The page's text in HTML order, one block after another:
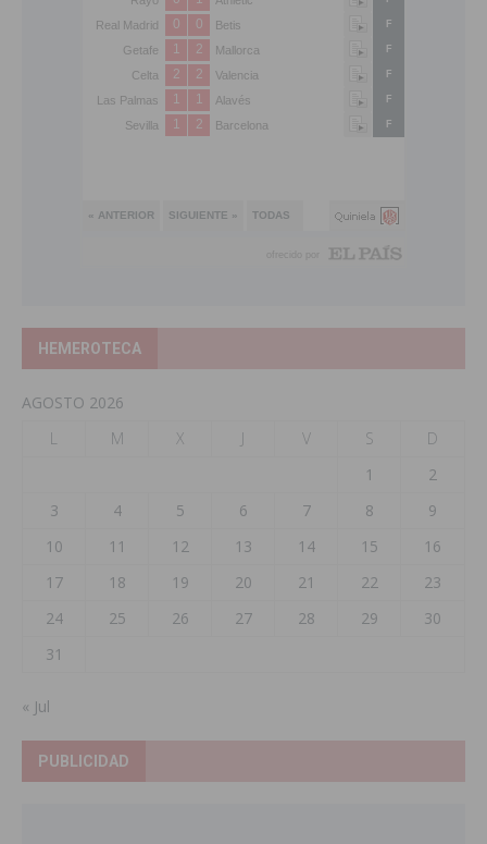
HEMEROTECA
AGOSTO 2026
L
M X J V S
D
1
2
3
4 5 6 7 8
9
10
11 12 13 14 15
16
17
18 19 20 21 22
23
24
25 26 27 28 29
30
31
« Jul
PUBLICIDAD